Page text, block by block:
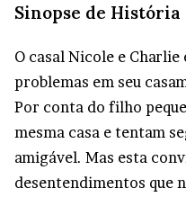
Sinopse de História
O casal Nicole e Charlie
problemas em seu
Por conta do filho
mesma casa e tentam
amigável. Mas esta
desentendimentos que